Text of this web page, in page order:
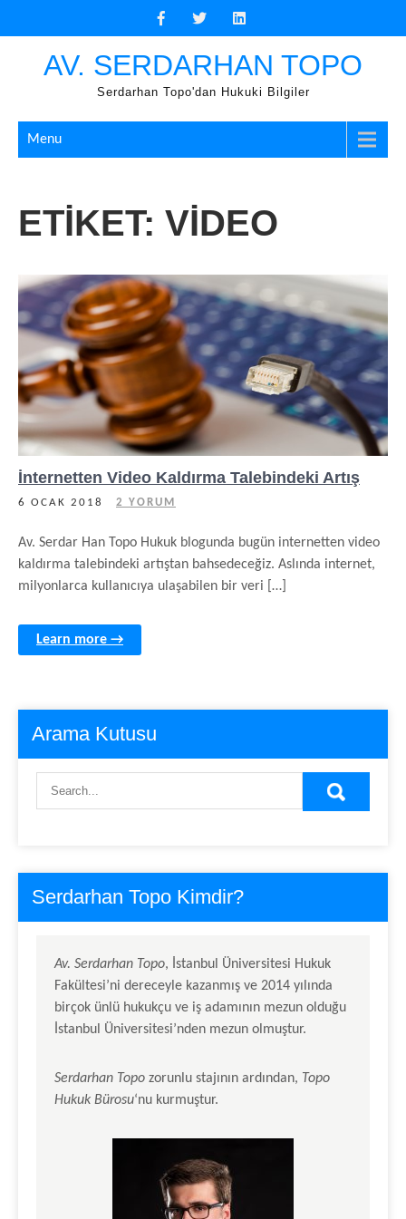
AV. SERDARHAN TOPO
Serdarhan Topo'dan Hukuki Bilgiler
Menu
ETIKET: VIDEO
İnternetten Video Kaldırma Talebindeki Artış
6 OCAK 2018 2 YORUM
Av. Serdar Han Topo Hukuk blogunda bugün internetten video
kaldırma talebindeki artıştan bahsedeceğiz. Aslında internet,
milyonlarca kullanıcıya ulaşabilen bir veri […]
Learn more →
Arama Kutusu
Serdarhan Topo Kimdir?
Av. Serdarhan Topo, İstanbul Üniversitesi Hukuk
Fakültesi’ni dereceyle kazanmış ve 2014 yılında
birçok ünlü hukukçu ve iş adamının mezun olduğu
İstanbul Üniversitesi’nden mezun olmuştur.
Serdarhan Topo zorunlu stajının ardından, Topo
Hukuk Bürosu‘nu kurmuştur.